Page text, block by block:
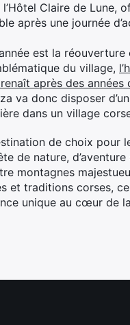
l’Hôtel Claire de Lune,
après une journée
est la réouverture
du village,
après des années
va donc disposer
dans un village
de choix pour
de nature, d’aventure
montagnes
et traditions corses,
unique au cœur de